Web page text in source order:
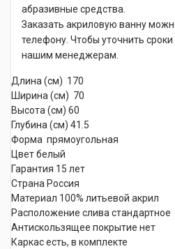
абразивные средства.
Заказать акриловую ванну
телефону. Чтобы уточнить сроки
нашим менеджерам.
Длина (см) 170
Ширина (см) 70
Высота (см) 60
Глубина (см) 41.5
Форма прямоугольная
Цвет белый
Гарантия 15 лет
Страна Россия
Материал 100% литьевой акрил
Расположение слива стандартное
Антискользящее покрытие нет
Каркас есть, в комплекте